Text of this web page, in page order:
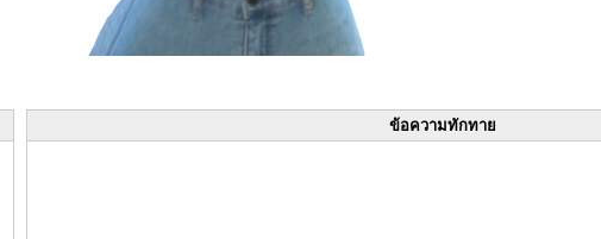
ข้อความทักทาย